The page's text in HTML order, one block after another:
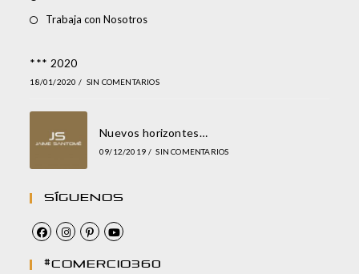
Trabaja con Nosotros
*** 2020
18/01/2020 / SIN COMENTARIOS
Nuevos horizontes…
09/12/2019 / SIN COMENTARIOS
Síguenos
#comercio360